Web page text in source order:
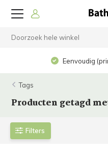
Eenvoudig
Tags
Producten getagd
Filters